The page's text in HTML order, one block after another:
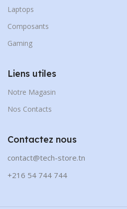
Laptops
Composants
Gaming
Liens utiles
Notre Magasin
Nos Contacts
Contactez nous
contact@tech-store.tn
+216 54 744 744